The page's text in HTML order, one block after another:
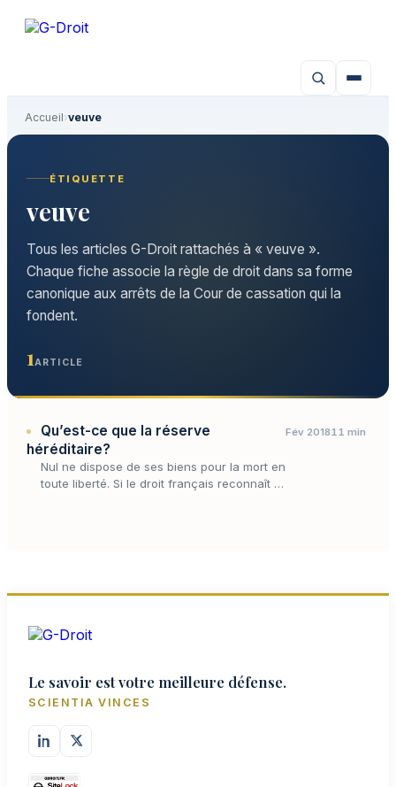
Accueil›veuve
ÉTIQUETTE
veuve
Tous les articles G-Droit rattachés à « veuve ».
Chaque fiche associe la règle de droit dans sa forme
canonique aux arrêts de la Cour de cassation qui la
fondent.
1 ARTICLE
Qu’est-ce que la réserve
héréditaire?
Nul ne dispose de ses biens pour la mort en
toute liberté. Si le droit français reconnaît à
Fév 201811 min
Le savoir est votre meilleure défense.
SCIENTIA VINCES